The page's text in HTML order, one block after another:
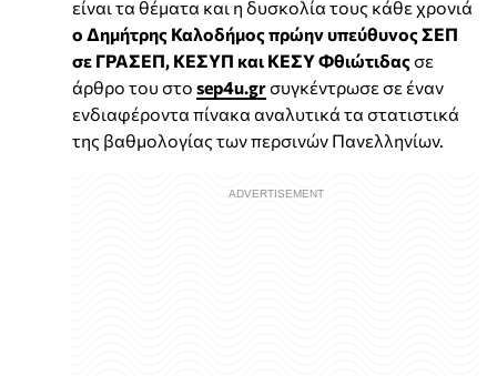
είναι τα θέματα και η δυσκολία τους κάθε χρονιά
ο Δημήτρης Καλοδήμος πρώην υπεύθυνος ΣΕΠ
σε ΓΡΑΣΕΠ, ΚΕΣΥΠ και ΚΕΣΥ Φθιώτιδαςσε
άρθρο του στο sep4u.grσυγκέντρωσε σε έναν
ενδιαφέροντα πίνακα αναλυτικά τα στατιστικά
της βαθμολογίας των περσινών Πανελληνίων.